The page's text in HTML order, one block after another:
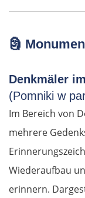
🗿
Denkmäler
(Pomniki w
Im Bereich von
mehrere
Wiederaufbau
erinnern.